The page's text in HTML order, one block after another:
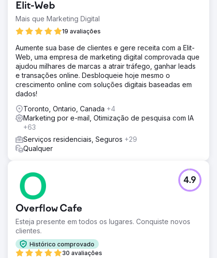
Elit-Web
Mais que Marketing Digital
19 avaliações
Aumente sua base de clientes e gere receita com a Elit-
Web, uma empresa de marketing digital comprovada que
ajudou milhares de marcas a atrair tráfego, ganhar leads
e transações online. Desbloqueie hoje mesmo o
crescimento online com soluções digitais baseadas em
dados!
Toronto, Ontario, Canada +4
Marketing por e-mail, Otimização de pesquisa com IA
+63
Serviços residenciais, Seguros +29
Qualquer
Overflow Cafe
Esteja presente em todos os lugares. Conquiste novos
clientes.
Histórico comprovado
30 avaliações
4.9